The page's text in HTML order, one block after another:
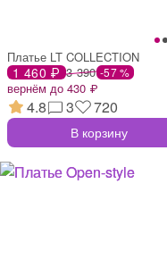
Платье LT COLLECTION
1 460 ₽ 3 390 -57 %
вернём до 430 ₽
4.8 3 720
В корзину